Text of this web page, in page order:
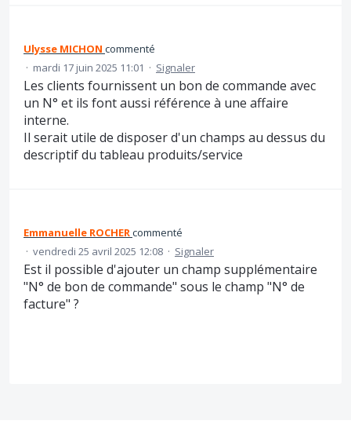
Ulysse MICHON commenté
· mardi 17 juin 2025 11:01 · Signaler
Les clients fournissent un bon de commande avec
un N° et ils font aussi référence à une affaire
interne.
Il serait utile de disposer d'un champs au dessus du
descriptif du tableau produits/service
Emmanuelle ROCHERcommenté
· vendredi 25 avril 2025 12:08 · Signaler
Est il possible d'ajouter un champ supplémentaire
"N° de bon de commande" sous le champ "N° de
facture" ?